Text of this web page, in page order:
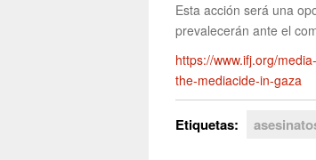
Esta acción será una
prevalecerán ante el
https://www.ifj.org/
the-mediacide-in-gaza
Etiquetas: